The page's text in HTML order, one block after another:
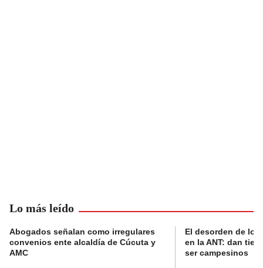
Lo más leído
Abogados señalan como irregulares
convenios ente alcaldía de Cúcuta y
AMC
El desorden de
en la ANT: dan
ser campesinos